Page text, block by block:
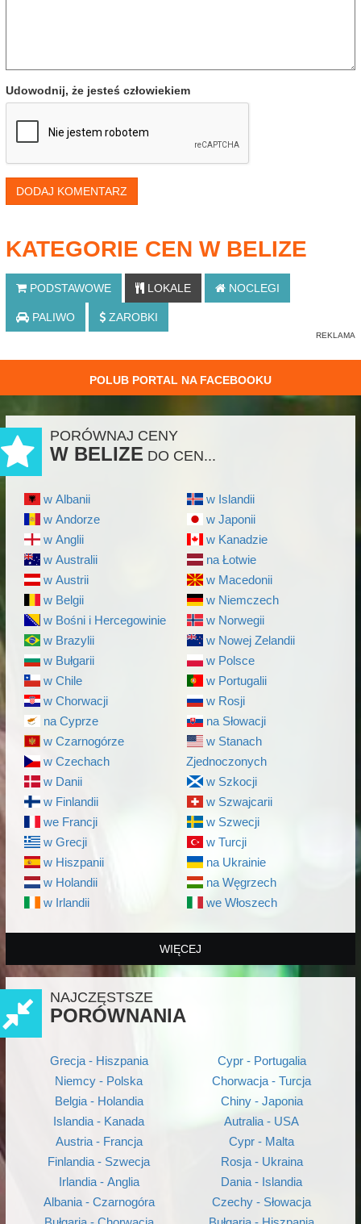
Udowodnij, że jesteś człowiekiem
DODAJ KOMENTARZ
KATEGORIE CEN W BELIZE
PODSTAWOWE LOKALE NOCLEGI
PALIWO ZAROBKI
POLUB PORTAL NA FACEBOOKU
PORÓWNAJ CENY
W BELIZE DO CEN...
w Albanii
w Andorze
w Anglii
w Australii
w Austrii
w Belgii
w Bośni i Hercegowinie
w Brazylii
w Bułgarii
w Chile
w Chorwacji
na Cyprze
w Czarnogórze
w Czechach
w Danii
w Finlandii
we Francji
w Grecji
w Hiszpanii
w Holandii
w Irlandii
w Islandii
w Japonii
w Kanadzie
na Łotwie
w Macedonii
w Niemczech
w Norwegii
w Nowej Zelandii
w Polsce
w Portugalii
w Rosji
na Słowacji
w Stanach
Zjednoczonych
w Szkocji
w Szwajcarii
w Szwecji
w Turcji
na Ukrainie
na Węgrzech
we Włoszech
WIĘCEJ
NAJCZĘSTSZE
PORÓWNANIA
Grecja - Hiszpania
Niemcy - Polska
Belgia - Holandia
Islandia - Kanada
Austria - Francja
Finlandia - Szwecja
Irlandia - Anglia
Albania - Czarnogóra
Cypr - Portugalia
Chorwacja - Turcja
Chiny - Japonia
Autralia - USA
Cypr - Malta
Rosja - Ukraina
Dania - Islandia
Czechy - Słowacja